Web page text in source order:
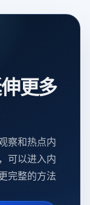
更多
察和热点内
可以进入内
完整的方法